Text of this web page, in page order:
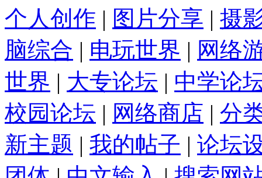
个人创作 | 图片分享 | 摄
脑综合 | 电玩世界 | 网络
世界 | 大专论坛 | 中学论
校园论坛 | 网络商店 | 分
新主题 | 我的帖子 | 论坛